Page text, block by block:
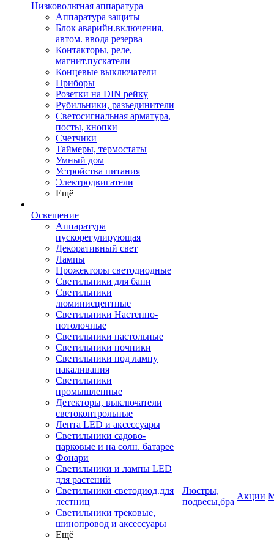
Низковольтная аппаратура
Аппаратура защиты
Блок аварийн.включения,
автом. ввода резерва
Контакторы, реле,
магнит.пускатели
Концевые выключатели
Приборы
Розетки на DIN рейку
Рубильники, разъединители
Светосигнальная арматура,
посты, кнопки
Счетчики
Таймеры, термостаты
Умный дом
Устройства питания
Электродвигатели
Ещё
Освещение
Аппаратура
пускорегулирующая
Декоративный свет
Лампы
Прожекторы светодиодные
Светильники для бани
Светильники
люминисцентные
Светильники Настенно-
потолочные
Светильники настольные
Светильники ночники
Светильники под лампу
накаливания
Светильники
промышленные
Детекторы, выключатели
светоконтрольные
Лента LED и аксессуары
Светильники садово-
парковые и на солн. батарее
Фонари
Светильники и лампы LED
для растений
Светильники светодиод.для
лестниц
Светильники трековые,
шинопровод и аксессуары
Ещё
Люстры,
подвесы,бра
Акции